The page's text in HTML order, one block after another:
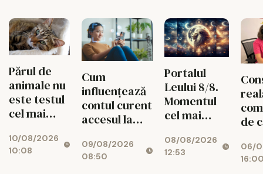
Părul de
animale nu
este testul
cel mai
autonomia
și filtrul
10/08/2026
10:08
Cum
influențează
contul curent
accesul la
09/08/2026
08:50
Portalul
Leului 8/8.
Momentul
cel mai
verii
08/08/2026
12:53
de
06/